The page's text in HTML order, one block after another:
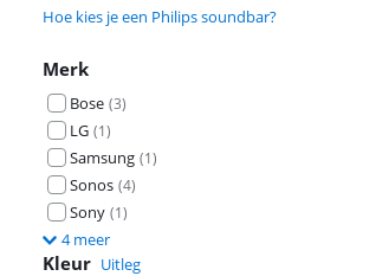
Hoe kies je een Philips soundbar?
Merk
Bose (3)
LG (1)
Samsung (1)
Sonos (4)
Sony (1)
4 meer
Kleur Uitleg